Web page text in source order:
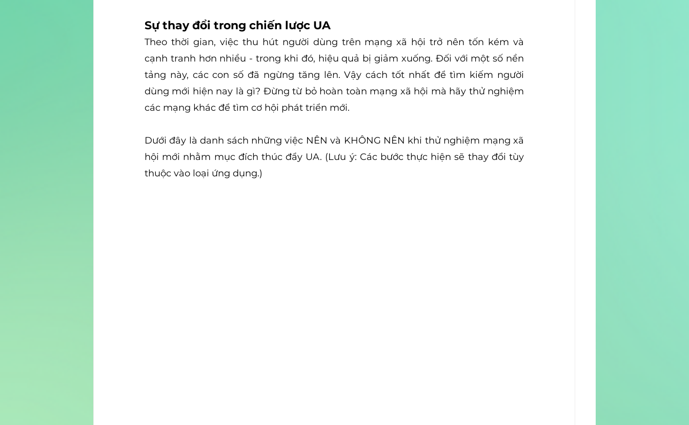
Sự thay đổi trong chiến lược UA
Theo thời gian, việc thu hút người dùng trên mạng xã hội trở nên tốn kém và
cạnh tranh hơn nhiều - trong khi đó, hiệu quả bị giảm xuống. Đối với một số nền
tảng này, các con số đã ngừng tăng lên. Vậy cách tốt nhất để tìm kiếm người
dùng mới hiện nay là gì? Đừng từ bỏ hoàn toàn mạng xã hội mà hãy thử nghiệm
các mạng khác để tìm cơ hội phát triển mới.
Dưới đây là danh sách những việc NÊN và KHÔNG NÊN khi thử nghiệm mạng xã
hội mới nhằm mục đích thúc đẩy UA. (Lưu ý: Các bước thực hiện sẽ thay đổi tùy
thuộc vào loại ứng dụng.)